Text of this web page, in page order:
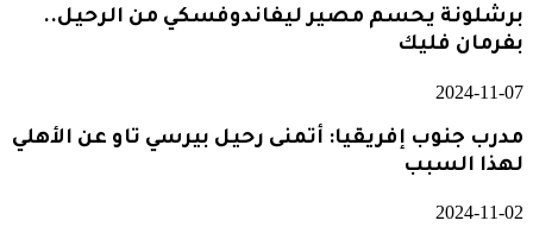
برشلونة يحسم مصير ليفاندوفسكي من الرحيل..
بفرمان فليك
2024-11-07
مدرب جنوب إفريقيا: أتمنى رحيل بيرسي تاو عن الأهلي
لهذا السبب
2024-11-02